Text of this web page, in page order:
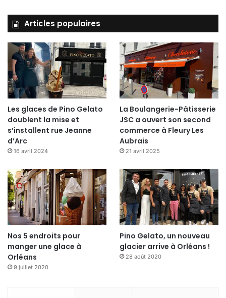
Hand (LFH).
Metz (LFH) / OGC Nice Côte d’Azur HB (LFH).
Les panthères se déplaceront à Nantes pour le
compte des Quarts de Finale de la Coupe de
France.
La rencontre se déroulera le weekend du 25-26
Janvier 2014.
Alexandre Debray
@BeInAlex
Nombre de vues:
209
Articles populaires
Les glaces de Pino Gelato
doublent la mise et
s’installent rue Jeanne
d’Arc
16 avril 2024
La Boulangerie-Pâtisserie
JSC a ouvert son second
commerce à Fleury Les
Aubrais
21 avril 2025
Nos 5 endroits pour
manger une glace à
Orléans
9 juillet 2020
Pino Gelato, un nouveau
glacier arrive à Orléans !
28 août 2020